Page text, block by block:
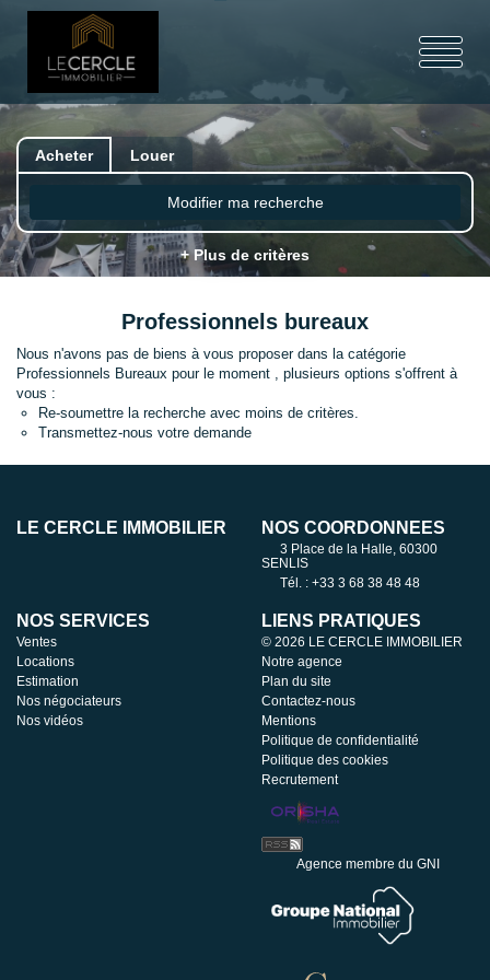
Acheter Louer
Modifier ma recherche
+ Plus de critères
Professionnels bureaux
Nous n'avons pas de biens à vous proposer dans la catégorie
Professionnels Bureaux pour le moment , plusieurs options s'offrent à
vous :
Re-soumettre la recherche avec moins de critères.
Transmettez-nous votre demande
LE CERCLE IMMOBILIER NOS COORDONNÉES
3 Place de la Halle, 60300
SENLIS
Tél. : +33 3 68 38 48 48
NOS SERVICES
Ventes
Locations
Estimation
Nos négociateurs
Nos vidéos
LIENS PRATIQUES
© 2026 LE CERCLE IMMOBILIER
Notre agence
Plan du site
Contactez-nous
Mentions
Politique de confidentialité
Politique des cookies
Recrutement
Agence membre du GNI